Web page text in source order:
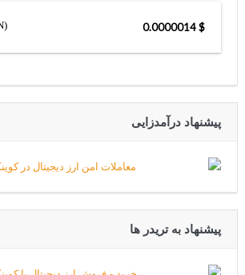
$ 0.0000014
پیشنهاد درآمدزایی
پیشنهاد به تریدر ها